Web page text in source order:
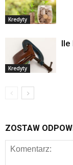
Kredyty
Kredyty
Ile
ZOSTAW